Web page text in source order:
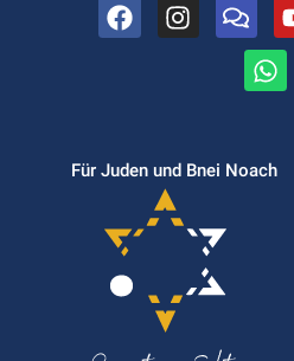
Für Juden und Bnei Noach